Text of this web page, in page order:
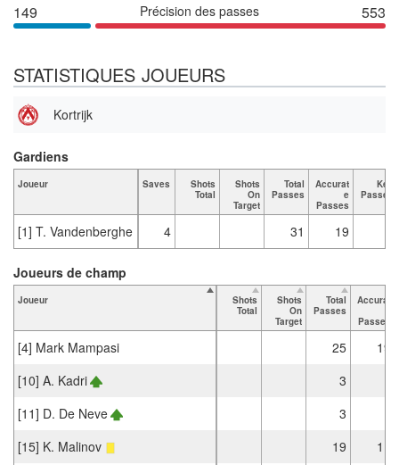
149 Précision des passes 553
STATISTIQUES JOUEURS
Kortrijk
Joueur Saves
Shots
Total
Shots
On
Target
Total
Passes
Accurat
e
Passes
Key
Passes
[1] T. Vandenberghe 4 31 19
Gardiens
Joueur
Shots
Total
Shots
On
Target
Total
Passes
Accurat
Passes
[4] Mark Mampasi 25
19
[10] A. Kadri
3
[11] D. De Neve
3
[15] K. Malinov
19
11
Joueurs de champ